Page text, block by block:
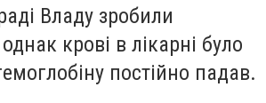
Владу зробили
крові в лікарні було
постійно падав.